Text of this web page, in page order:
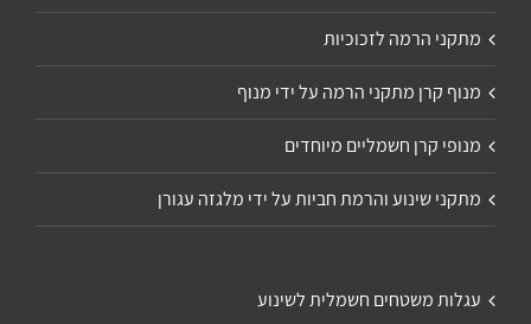
מתקני הרמה לזכוכיות
מנוף קרן מתקני הרמה על ידי מנוף
מנופי קרן חשמליים מיוחדים
מתקני שינוע והרמת חביות על ידי מלגזה עגורן
עגלות משטחים חשמלית לשינוע